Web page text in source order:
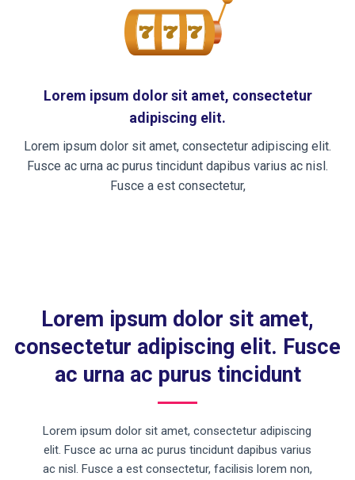
Lorem ipsum dolor sit amet, consectetur
adipiscing elit.
Lorem ipsum dolor sit amet, consectetur adipiscing elit.
Fusce ac urna ac purus tincidunt dapibus varius ac nisl.
Fusce a est consectetur,
Lorem ipsum dolor sit amet,
consectetur adipiscing elit. Fusce
ac urna ac purus tincidunt
Lorem ipsum dolor sit amet, consectetur adipiscing
elit. Fusce ac urna ac purus tincidunt dapibus varius
ac nisl. Fusce a est consectetur, facilisis lorem non,